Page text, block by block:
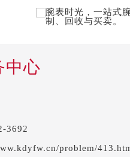
中心
3692
problem/